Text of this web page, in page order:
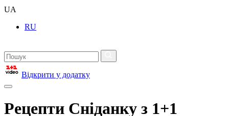
UA
RU
Відкрити у додатку
Рецепти Сніданку з 1+1